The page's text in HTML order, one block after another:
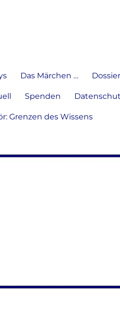
Das Märchen … Dossier
Spenden
Grenzen des Wissens